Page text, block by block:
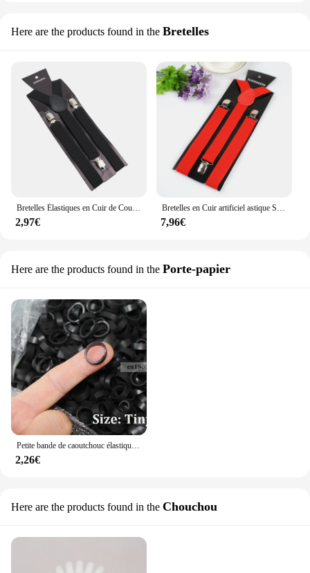
Here are the products found in the Bretelles
Bretelles Élastiques en Cuir de Couleur Unie, Bleu, Noir ou Rouge pour, Homme et Femme, Lanières de Suspension Réglables pour Costume de Mariage et Jupe, Idée de Cadeau, Accessoire Vestimentaire
2,97€
Bretelles en Cuir artificiel astique Solide pour Homme et Femme, Bretelles Réglables, Noir, Bleu, Rouge, pour Mariage, Jupe Trempée, Accessoires Cadeau
7,96€
Here are the products found in the Porte-papier
Petite bande de caoutchouc élastique noire, caoutchoucs minuscules pour l'emballage, 100, 200/500-vous choisissez la quantité
2,26€
Here are the products found in the Chouchou